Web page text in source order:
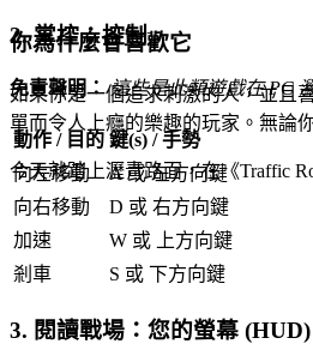
你為什麼會喜歡它
如果你是一個追求刺激的人，並且
單而令人上癮的樂趣的玩家。無論
今天就踏上瀝青路面，在《Traffic
2. 掌控：控制
免責聲明： 這些是此類遊戲在 PC
動作 / 目的 鍵(s) / 手勢
向左移動
A 或 左方向鍵
向右移動
D 或 右方向鍵
加速
W 或 上方向鍵
剎車
S 或 下方向鍵
3. 閱讀戰場：您的螢幕 (HUD)